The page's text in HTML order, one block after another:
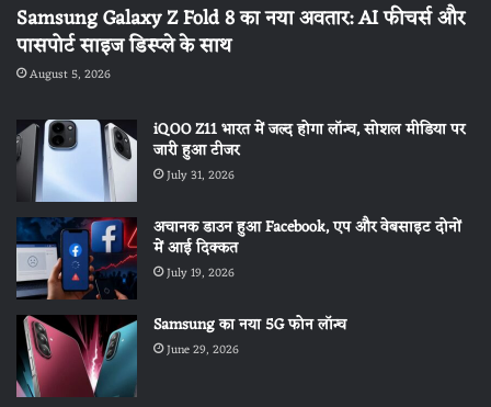
Samsung Galaxy Z Fold 8 का नया अवतार: AI फीचर्स और
पासपोर्ट साइज डिस्प्ले के साथ
August 5, 2026
iQOO Z11 भारत में जल्द होगा लॉन्च, सोशल मीडिया पर
जारी हुआ टीजर
July 31, 2026
अचानक डाउन हुआ Facebook, एप और वेबसाइट दोनों
में आई दिक्कत
July 19, 2026
Samsung का नया 5G फोन लॉन्च
June 29, 2026